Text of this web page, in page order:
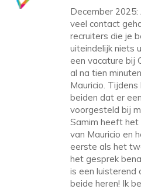
December
veel contact
recruiters die je
uiteindelijk niets
een vacature bij
al na tien
Mauricio.
beiden dat er
voorgesteld bij
Samim heeft het
van Mauricio en
eerste als het
het gesprek
is een luisterend
beide heren! Ik